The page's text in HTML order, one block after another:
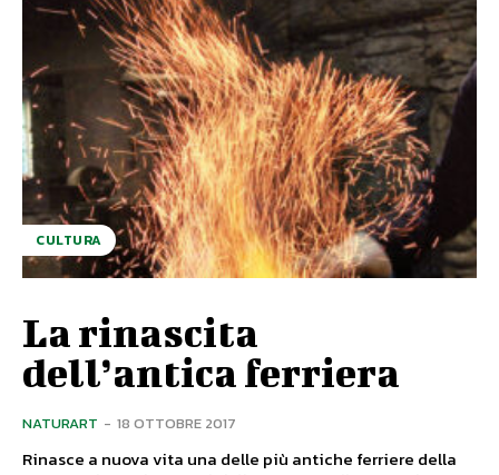
CULTURA
La rinascita
dell’antica ferriera
NATURART - 18 OTTOBRE 2017
Rinasce a nuova vita una delle più antiche ferriere della